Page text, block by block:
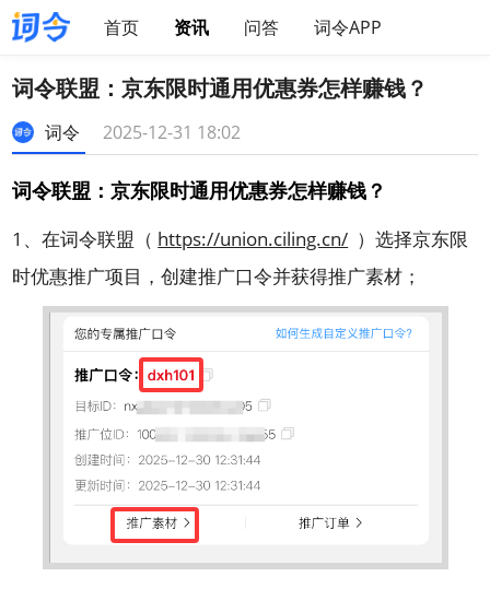
首页 资讯 问答 词令APP
词令联盟：京东限时通用优惠券怎样赚钱？
词令 2025-12-31 18:02
词令联盟：京东限时通用优惠券怎样赚钱？
1、在词令联盟（ https://union.ciling.cn/ ）选择京东限
时优惠推广项目，创建推广口令并获得推广素材；